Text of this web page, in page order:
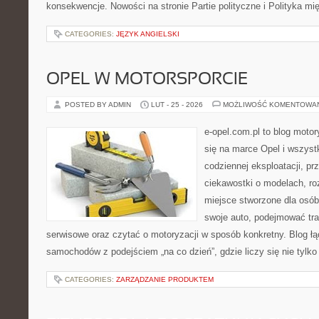
konsekwencje. Nowości na stronie Partie polityczne i Polityka
CATEGORIES: JĘZYK ANGIELSKI
OPEL W MOTORSPORCIE
POSTED BY ADMIN LUT - 25 - 2026 MOŻLIWOŚĆ
e-opel.com.pl to blog
się na marce Opel i
codziennej eksploatacji,
ciekawostki o modelach,
miejsce stworzone dla
swoje auto, podejmować
serwisowe oraz czytać o motoryzacji w sposób konkretny. Blog
samochodów z podejściem „na co dzień”, gdzie liczy się nie
CATEGORIES: ZARZĄDZANIE PRODUKTEM